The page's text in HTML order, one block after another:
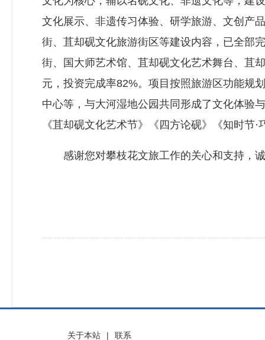
文化展示、非遗传习体验、研学旅游、文创产
街、苴却砚文化旅游街区等建设内容，已全部
街、国大师艺术馆、苴却砚文化艺术舞台、苴
元，投资完成率82%。项目按照旅游区功能规
中心等，与大河湿地公园共同形成了文化体验
《苴却砚文化艺术节》《四方论砚》《知时节
感谢您对攀枝花文旅工作的关心和支持，诚
关于本站 | 联系